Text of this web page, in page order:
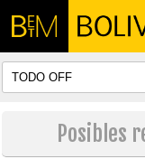
Posibles